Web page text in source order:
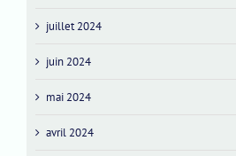
juillet 2024
juin 2024
mai 2024
avril 2024